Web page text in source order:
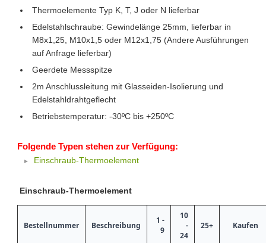
Thermoelemente Typ K, T, J oder N lieferbar
Edelstahlschraube: Gewindelänge 25mm, lieferbar in
M8x1,25, M10x1,5 oder M12x1,75 (Andere Ausführungen
auf Anfrage lieferbar)
Geerdete Messspitze
2m Anschlussleitung mit Glasseiden-Isolierung und
Edelstahldrahtgeflecht
Betriebstemperatur: -30ºC bis +250ºC
Folgende Typen stehen zur Verfügung:
Einschraub-Thermoelement
Einschraub-Thermoelement
Bestellnummer Beschreibung
1 -
9
10
-
24
25+ Kaufen